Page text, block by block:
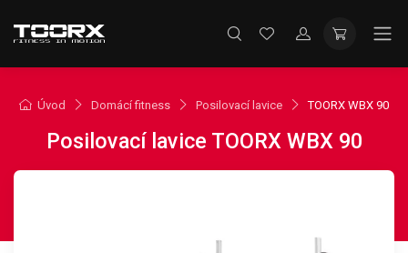
Úvod Domácí fitness Posilovací lavice TOORX WBX 90
Posilovací lavice TOORX WBX 90